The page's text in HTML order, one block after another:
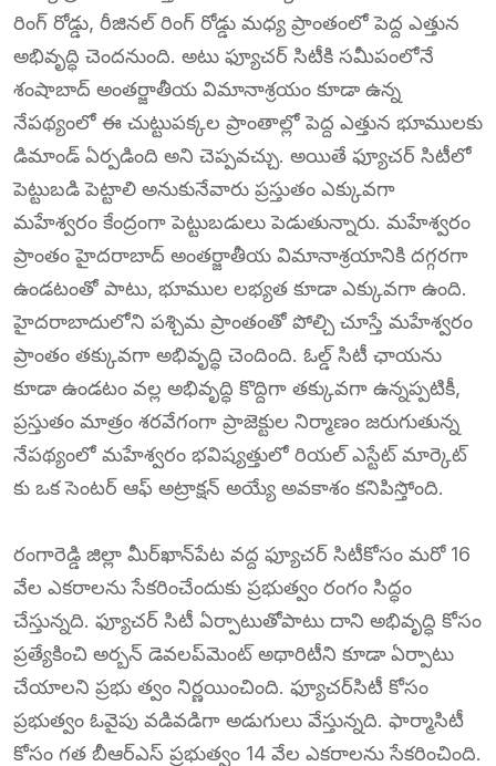
రింగ్ రోడ్డు, రీజినల్ రింగ్ రోడ్డు మధ్య ప్రాంతంలో పెద్ద ఎత్తున
అభివృద్ధి చెందనుంది. అటు ఫ్యూచర్ సిటీకి సమీపంలోనే
శంషాబాద్ అంతర్జాతీయ విమానాశ్రయం కూడా ఉన్న
నేపథ్యంలో ఈ చుట్టుపక్కల ప్రాంతాల్లో పెద్ద ఎత్తున భూములకు
డిమాండ్ ఏర్పడింది అని చెప్పవచ్చు. అయితే ఫ్యూచర్ సిటీలో
పెట్టుబడి పెట్టాలి అనుకునేవారు ప్రస్తుతం ఎక్కువగా
మహేశ్వరం కేంద్రంగా పెట్టుబడులు పెడుతున్నారు. మహేశ్వరం
ప్రాంతం హైదరాబాద్ అంతర్జాతీయ విమానాశ్రయానికి దగ్గరగా
ఉండటంతో పాటు, భూముల లభ్యత కూడా ఎక్కువగా ఉంది.
హైదరాబాదులోని పశ్చిమ ప్రాంతంతో పోల్చి చూస్తే మహేశ్వరం
ప్రాంతం తక్కువగా అభివృద్ధి చెందింది. ఓల్డ్ సిటీ ఛాయను
కూడా ఉండటం వల్ల అభివృద్ధి కొద్దిగా తక్కువగా ఉన్నప్పటికీ,
ప్రస్తుతం మాత్రం శరవేగంగా ప్రాజెక్టుల నిర్మాణం జరుగుతున్న
నేపథ్యంలో మహేశ్వరం భవిష్యత్తులో రియల్ ఎస్టేట్ మార్కెట్
కు ఒక సెంటర్ ఆఫ్ అట్రాక్షన్ అయ్యే అవకాశం కనిపిస్తోంది.
రంగారెడ్డి జిల్లా మీర్‌ఖాన్‌పేట వద్ద ఫ్యూచర్‌ సిటీకోసం మరో 16
వేల ఎకరాలను సేకరించేందుకు ప్రభుత్వం రంగం సిద్ధం
చేస్తున్నది. ఫ్యూచర్‌ సిటీ ఏర్పాటుతోపాటు దాని అభివృద్ధి కోసం
ప్రత్యేకించి అర్బన్‌ డెవలప్‌మెంట్‌ అథారిటీని కూడా ఏర్పాటు
చేయాలని ప్రభు త్వం నిర్ణయించింది. ఫ్యూచర్‌సిటీ కోసం
ప్రభుత్వం ఓవైపు వడివడిగా అడుగులు వేస్తున్నది. ఫార్మాసిటీ
కోసం గత బీఆర్‌ఎస్‌ ప్రభుత్వం 14 వేల ఎకరాలను సేకరించింది.